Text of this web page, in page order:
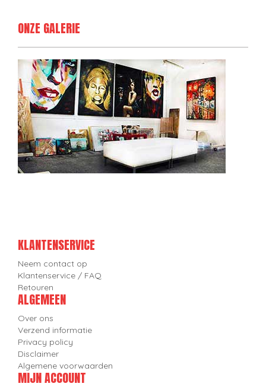
ONZE GALERIE
KLANTENSERVICE
Neem contact op
Klantenservice / FAQ
Retouren
ALGEMEEN
Over ons
Verzend informatie
Privacy policy
Disclaimer
Algemene voorwaarden
MIJN ACCOUNT